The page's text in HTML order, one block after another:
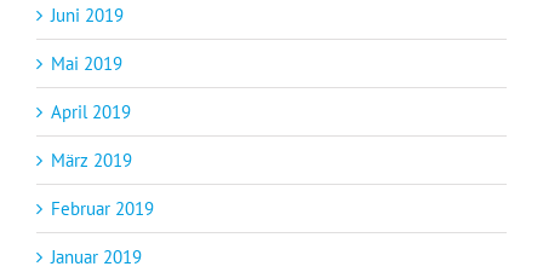
Juni 2019
Mai 2019
April 2019
März 2019
Februar 2019
Januar 2019